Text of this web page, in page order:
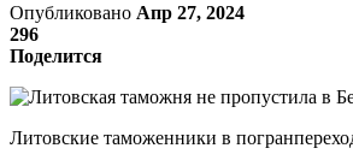
Опубликовано Апр 27, 2024
296
Поделится
Литовские таможенники в